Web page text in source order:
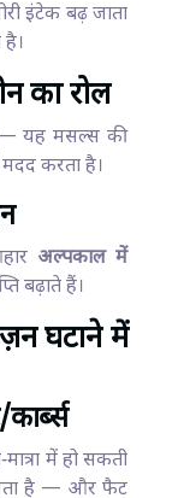
इंटेक बढ़ जाता
का रोल
— यह मसल्स की
करता है।
अल्पकाल में
बढ़ाते हैं।
घटाने में
में हो सकती
है — और फैट